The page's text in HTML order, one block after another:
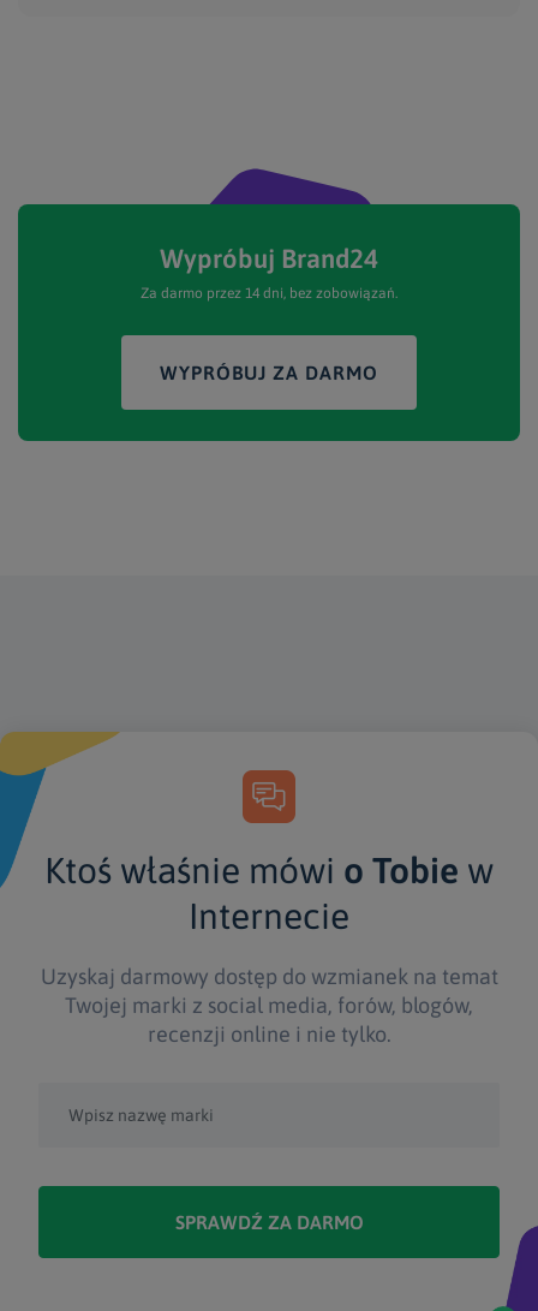
Wypróbuj Brand24
Za darmo przez 14 dni, bez zobowiązań.
WYPRÓBUJ ZA DARMO
Ktoś właśnie mówi o Tobie w
Internecie
Uzyskaj darmowy dostęp do wzmianek na temat
Twojej marki z social media, forów, blogów,
recenzji online i nie tylko.
SPRAWDŹ ZA DARMO